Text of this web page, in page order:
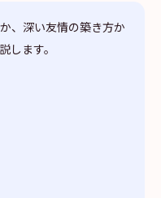
、深い友情の築き方か
します。